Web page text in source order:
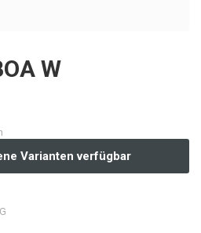
W
Varianten verfügbar